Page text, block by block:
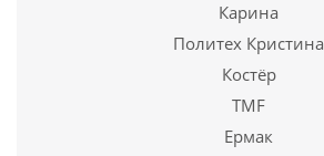
Подробнее
Купить в 1 клик
Карина
Политех Кристина
Костёр
TMF
Ермак